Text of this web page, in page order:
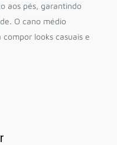
aos pés, garantindo
O cano médio
looks casuais e